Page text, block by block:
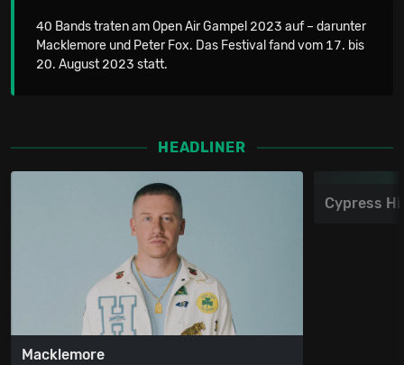
40 Bands traten am Open Air Gampel 2023 auf – darunter
Macklemore und Peter Fox. Das Festival fand vom 17. bis
20. August 2023 statt.
HEADLINER
Macklemore
Cypress